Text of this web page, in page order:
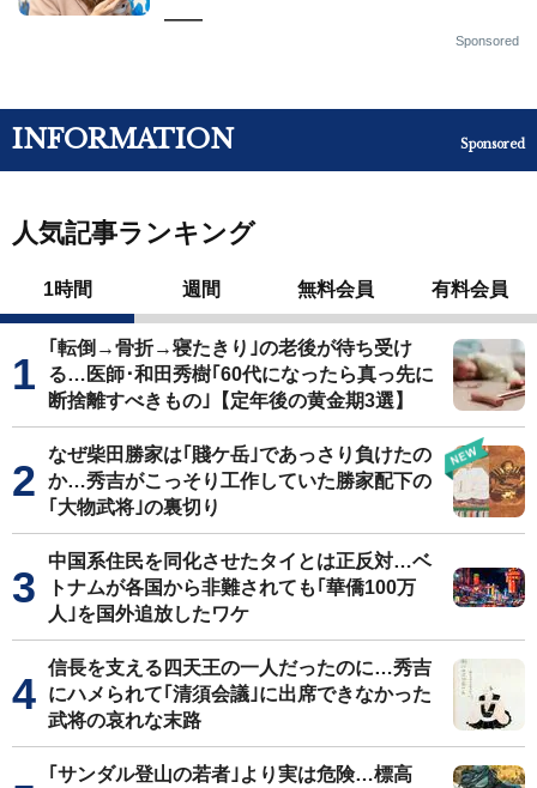
——
Sponsored
INFORMATION Sponsored
人気記事ランキング
1時間 週間 無料会員 有料会員
｢転倒→骨折→寝たきり｣の老後が待ち受け
る…医師･和田秀樹｢60代になったら真っ先に
断捨離すべきもの｣【定年後の黄金期3選】
なぜ柴田勝家は｢賤ケ岳｣であっさり負けたの
か…秀吉がこっそり工作していた勝家配下の
｢大物武将｣の裏切り
中国系住民を同化させたタイとは正反対…ベ
トナムが各国から非難されても｢華僑100万
人｣を国外追放したワケ
信長を支える四天王の一人だったのに…秀吉
にハメられて｢清須会議｣に出席できなかった
武将の哀れな末路
｢サンダル登山の若者｣より実は危険…標高